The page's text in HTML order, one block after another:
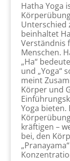
Hatha Yoga
Unterschied
beinhaltet
Verständ­nis
Menschen.
„Ha“
und „Yoga“
meint
Körper und
Yoga bieten.
kräftigen –
bei, den